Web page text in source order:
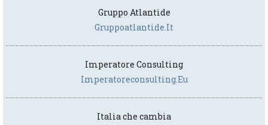
Gruppo Atlantide
Gruppoatlantide.it
Imperatore Consulting
Imperatoreconsulting.eu
Italia che cambia